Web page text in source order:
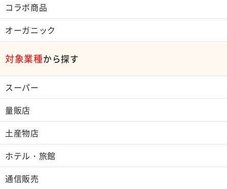
コラボ商品
オーガニック
対象業種から探す
スーパー
量販店
土産物店
ホテル・旅館
通信販売